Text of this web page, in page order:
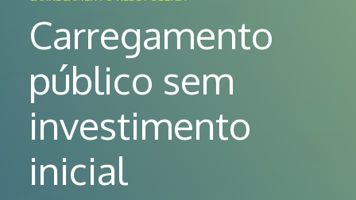
Carregamento
público sem
investimento
inicial